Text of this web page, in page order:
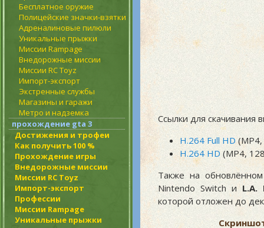
Бесплатное оружие
Полицейские значки-взятки
Адреналиновые пилюли
Уникальные прыжки
Миссии Rampage
Внедорожные миссии
Миссии RC Toyz
Импорт-экспорт
Экстренные службы
Магазины и гаражи
Метро и надземка
прохождение gta 3
Достижения и трофеи
Как получить 100 %
Прохождение игры
Внедорожные миссии
Миссии RC Toyz
Импорт-экспорт
Профессии
Миссии Rampage
Уникальные прыжки
Ссылки для скачивания
H.264 Full HD
H.264 HD (MP4,
Также на
Nintendo Switch и L.A.
которой отложен до